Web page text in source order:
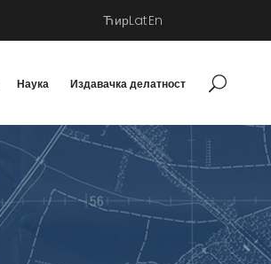
ЋирLatEn
Наука Издавачка делатност